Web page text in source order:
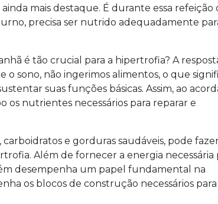
mais destaque. É durante essa refeição
precisa ser nutrido adequadamente
é tão crucial para a hipertrofia? A
sono, não ingerimos alimentos, o que
suas funções básicas. Assim, ao
os nutrientes necessários para reparar e
e gorduras saudáveis, pode
Além de fornecer a energia necessária
desempenha um papel fundamental na
os blocos de construção necessários para